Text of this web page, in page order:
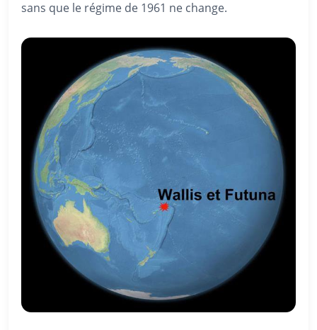
sans que le régime de 1961 ne change.